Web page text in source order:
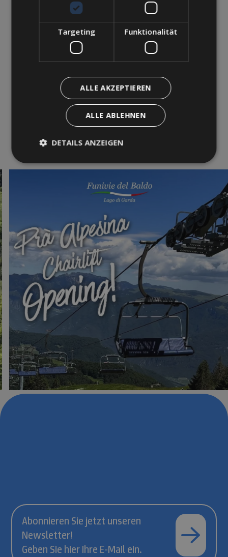
Unsere AppFacebookInstagram
Mediagallery
Abonnieren Sie jetzt unseren
Newsletter!
Geben Sie hier Ihre E-Mail ein.
Targeting Funktionalität
ALLE AKZEPTIEREN
ALLE ABLEHNEN
DETAILS ANZEIGEN